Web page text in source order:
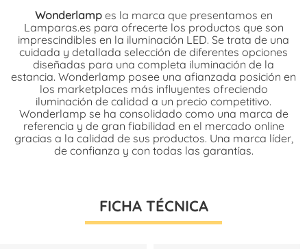
Wonderlampes la marca que presentamos en
Lamparas.es para ofrecerte los productos que son
imprescindibles en la iluminación LED. Se trata de una
cuidada y detallada selección de diferentes opciones
diseñadas para una completa iluminación de la
estancia. Wonderlamp posee una afianzada posición en
los marketplaces más influyentes ofreciendo
iluminación de calidad a un precio competitivo.
Wonderlamp se ha consolidado como una marca de
referencia y de gran fiabilidad en el mercado online
gracias a la calidad de sus productos. Una marca líder,
de confianza y con todas las garantías.
FICHA TÉCNICA